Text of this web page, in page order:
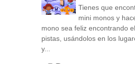
Tienes que
mini monos y
mono sea feliz encontrando
pistas, usándolos en los
y...